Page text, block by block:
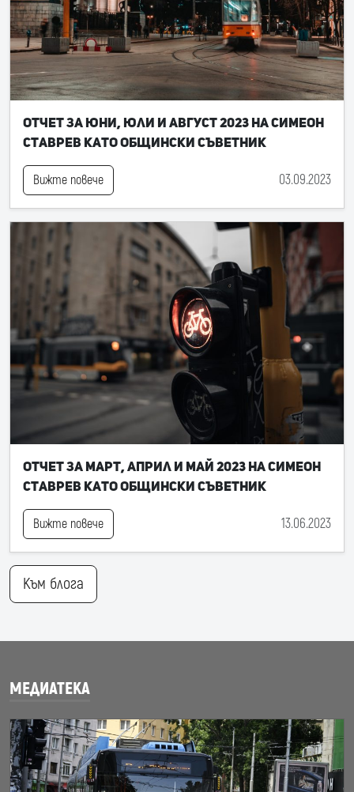
Отчет за юни, юли и август 2023 на Симеон
Ставрев като общински съветник
Вижте повече 03.09.2023
Отчет за март, април и май 2023 на Симеон
Ставрев като общински съветник
Вижте повече 13.06.2023
Към блога
МЕДИАТЕКА